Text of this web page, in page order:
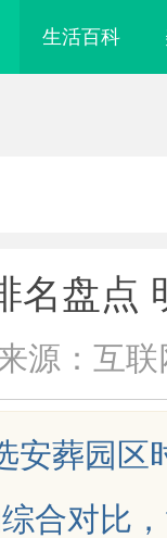
生活百科
名盘点
源：互联
安葬园区
合对比